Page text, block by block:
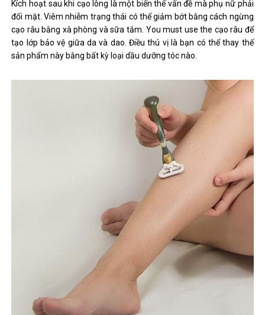
Kích hoạt sau khi cạo lông là một biến thể vấn đề mà phụ nữ phải
đối mặt. Viêm nhiễm trạng thái có thể giảm bớt bằng cách ngừng
cạo râu bằng xà phòng và sữa tắm. You must use the cạo râu để
tạo lớp bảo vệ giữa da và dao. Điều thú vị là bạn có thể thay thế
sản phẩm này bằng bất kỳ loại dầu dưỡng tóc nào.